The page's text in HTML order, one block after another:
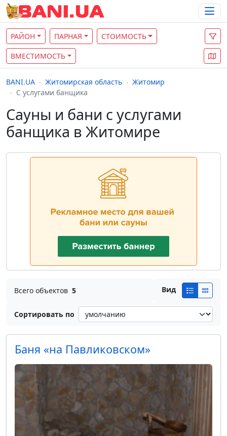
РАЙОН ПАРНАЯ СТОИМОСТЬ
ВМЕСТИМОСТЬ
BANI.UA Житомирская область
Житомир
С услугами банщика
Сауны и бани с услугами
банщика в Житомире
Всего объектов 5 Вид
Сортировать по
Баня «на Павликовском»